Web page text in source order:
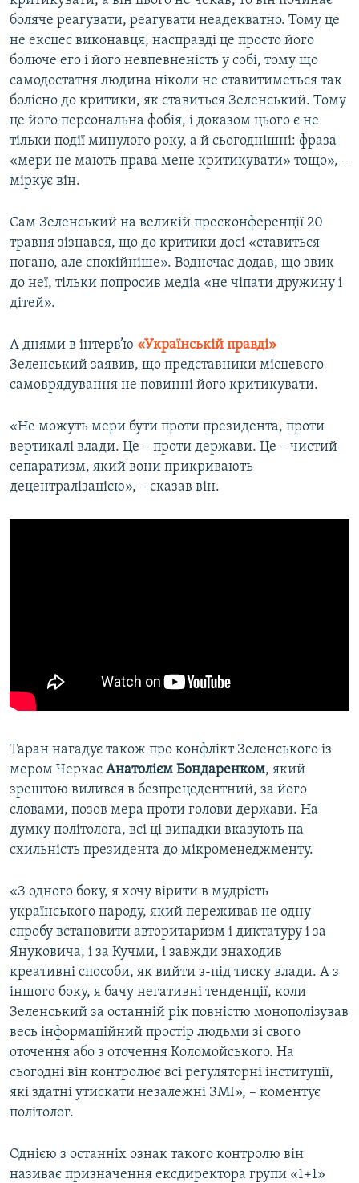
боляче реагувати, реагувати неадекватно. Тому це
не ексцес виконавця, насправді це просто його
болюче его і його невпевненість у собі, тому що
самодостатня людина ніколи не ставитиметься так
болісно до критики, як ставиться Зеленський. Тому
це його персональна фобія, і доказом цього є не
тільки події минулого року, а й сьогоднішні: фраза
«мери не мають права мене критикувати» тощо», –
міркує він.
Сам Зеленський на великій пресконференції 20
травня зізнався, що до критики досі «ставиться
погано, але спокійніше». Водночас додав, що звик
до неї, тільки попросив медіа «не чіпати дружину і
дітей».
А днями в інтерв’ю «Українській правді»
Зеленський заявив, що представники місцевого
самоврядування не повинні його критикувати.
«Не можуть мери бути проти президента, проти
вертикалі влади. Це – проти держави. Це – чистий
сепаратизм, який вони прикривають
децентралізацією», – сказав він.
Таран нагадує також про конфлікт Зеленського із
мером Черкас Анатолієм Бондаренком, який
зрештою вилився в безпрецедентний, за його
словами, позов мера проти голови держави. На
думку політолога, всі ці випадки вказують на
схильність президента до мікроменеджменту.
«З одного боку, я хочу вірити в мудрість
українського народу, який переживав не одну
спробу встановити авторитаризм і диктатуру і за
Януковича, і за Кучми, і завжди знаходив
креативні способи, як вийти з-під тиску влади. А з
іншого боку, я бачу негативні тенденції, коли
Зеленський за останній рік повністю монополізував
весь інформаційний простір людьми зі свого
оточення або з оточення Коломойського. На
сьогодні він контролює всі регуляторні інституції,
які здатні утискати незалежні ЗМІ», – коментує
політолог.
Однією з останніх ознак такого контролю він
називає призначення ексдиректора групи «1+1»